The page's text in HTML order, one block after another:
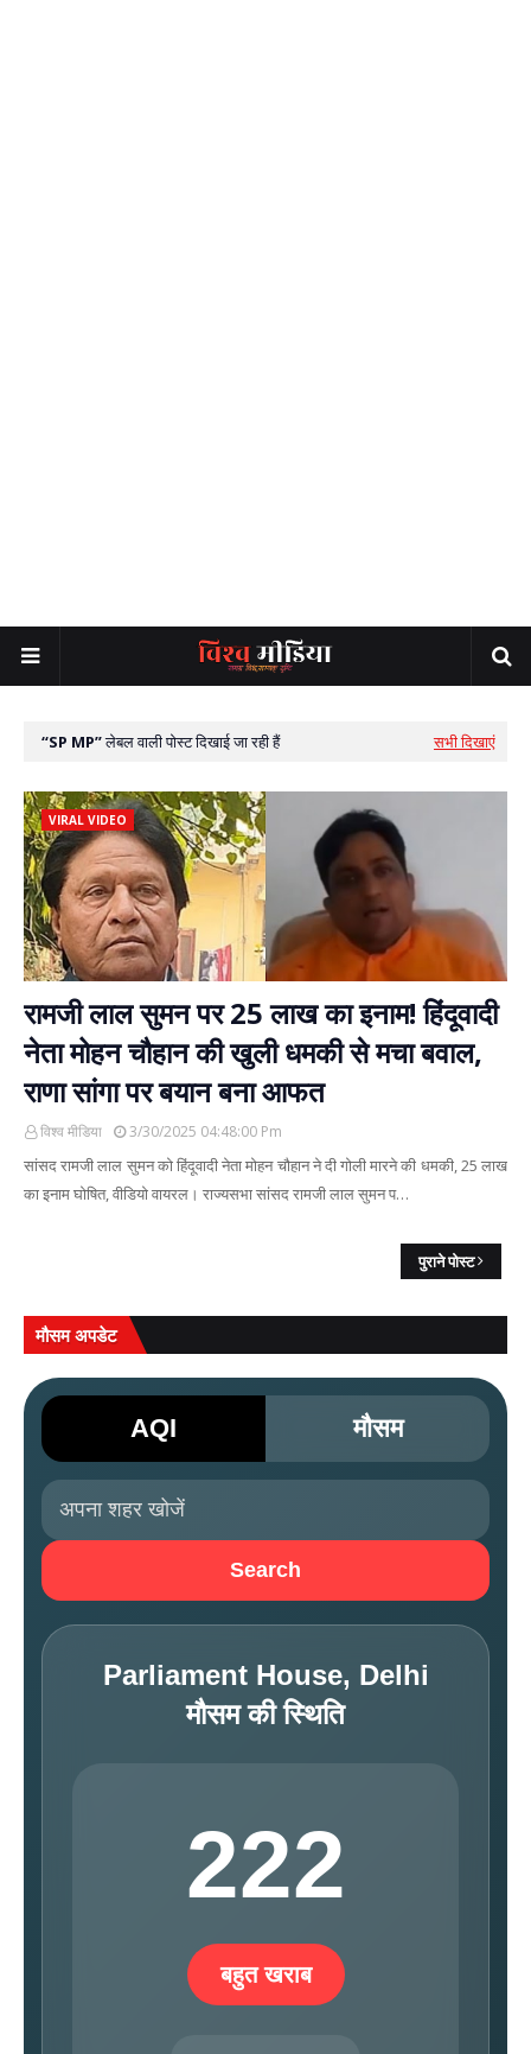
SP MP लेबल वाली पोस्ट दिखाई जा रही हैं सभी दिखाएं
VIRAL VIDEO
रामजी लाल सुमन पर 25 लाख का इनाम! हिंदूवादी
नेता मोहन चौहान की खुली धमकी से मचा बवाल,
राणा सांगा पर बयान बना आफत
विश्व मीडिया 3/30/2025 04:48:00 Pm
सांसद रामजी लाल सुमन को हिंदूवादी नेता मोहन चौहान ने दी गोली मारने की धमकी, 25 लाख
का इनाम घोषित, वीडियो वायरल। राज्यसभा सांसद रामजी लाल सुमन प…
पुराने पोस्ट
मौसम अपडेट
AQI मौसम
Search
Parliament House, Delhi
मौसम की स्थिति
222
बहुत खराब